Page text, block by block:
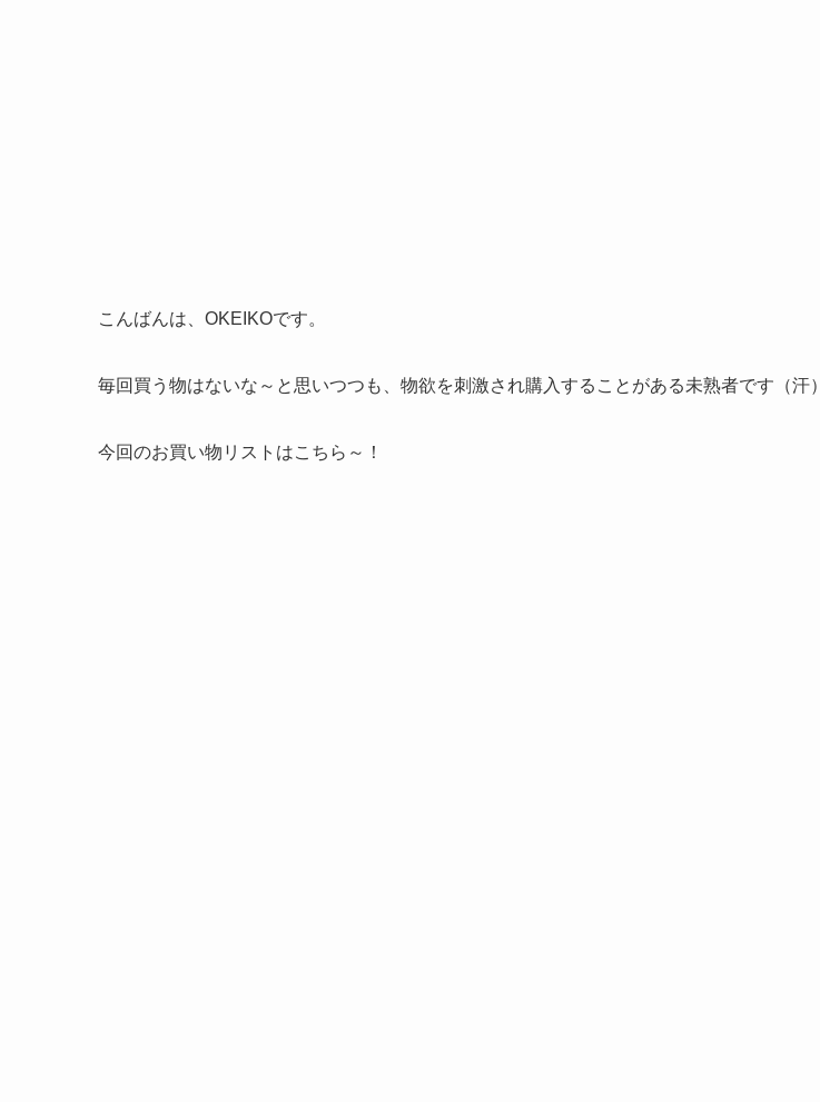
こんばんは、OKEIKOです。
毎回買う物はないな～と思いつつも、物欲を刺激され購入することがある未熟者です（汗）
今回のお買い物リストはこちら～！